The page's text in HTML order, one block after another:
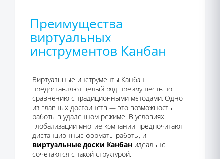
Преимущества
виртуальных
инструментов Канбан
Виртуальные инструменты Канбан
предоставляют целый ряд преимуществ по
сравнению с традиционными методами. Одно
из главных достоинств — это возможность
работы в удаленном режиме. В условиях
глобализации многие компании предпочитают
дистанционные форматы работы, и
виртуальные доски Канбан идеально
сочетаются с такой структурой.